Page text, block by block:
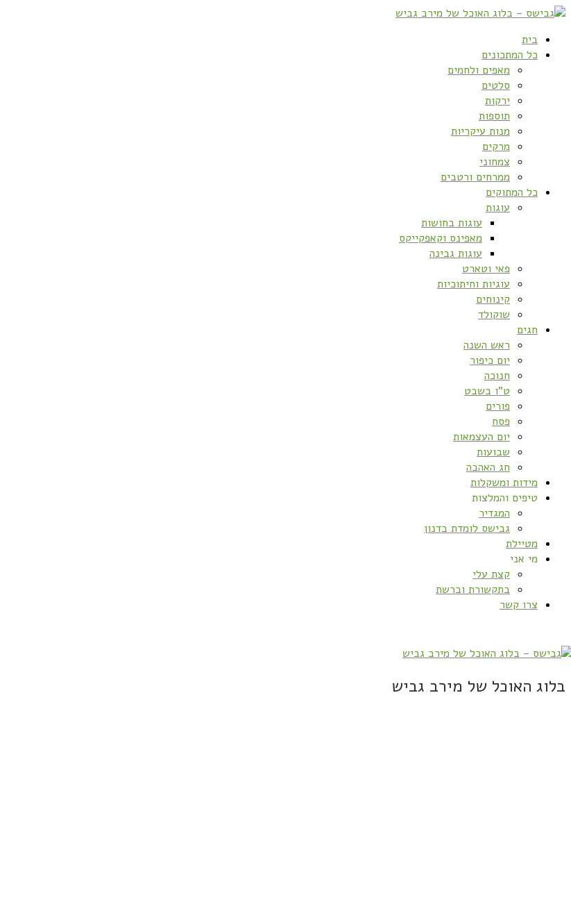
בית
כל המתכונים
מאפים ולחמים
סלטים
ירקות
תוספות
מנות עיקריות
מרקים
צמחוני
ממרחים ורטבים
כל המתוקים
עוגות
עוגות בחושות
מאפינס וקאפקייקס
עוגות גבינה
פאי וטארט
עוגיות וחיתוכיות
קינוחים
שוקולד
חגים
ראש השנה
יום כיפור
חנוכה
ט”ו בשבט
פורים
פסח
יום העצמאות
שבועות
חג האהבה
מידות ומשקלות
טיפים והמלצות
המגדיר
גבישס לומדת בדנון
מטיילת
מי אני
קצת עלי
בתקשורת וברשת
צרו קשר
בלוג האוכל של מירב גביש